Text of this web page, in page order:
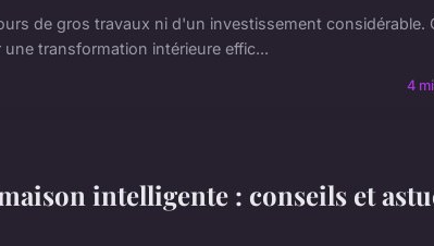
de gros travaux ni d'un investissement considérable.
transformation intérieure effic...
4
intelligente : conseils et